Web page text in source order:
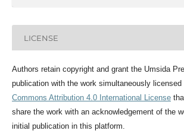
LICENSE
Authors retain copyright and grant the Umsida
publication with the work simultaneously licensed
Commons Attribution 4.0 International License
share the work with an acknowledgement of the
initial publication in this platform.